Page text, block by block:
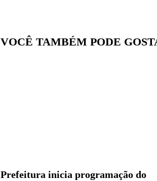
VOCÊ TAMBÉM PODE
Prefeitura inicia programação do